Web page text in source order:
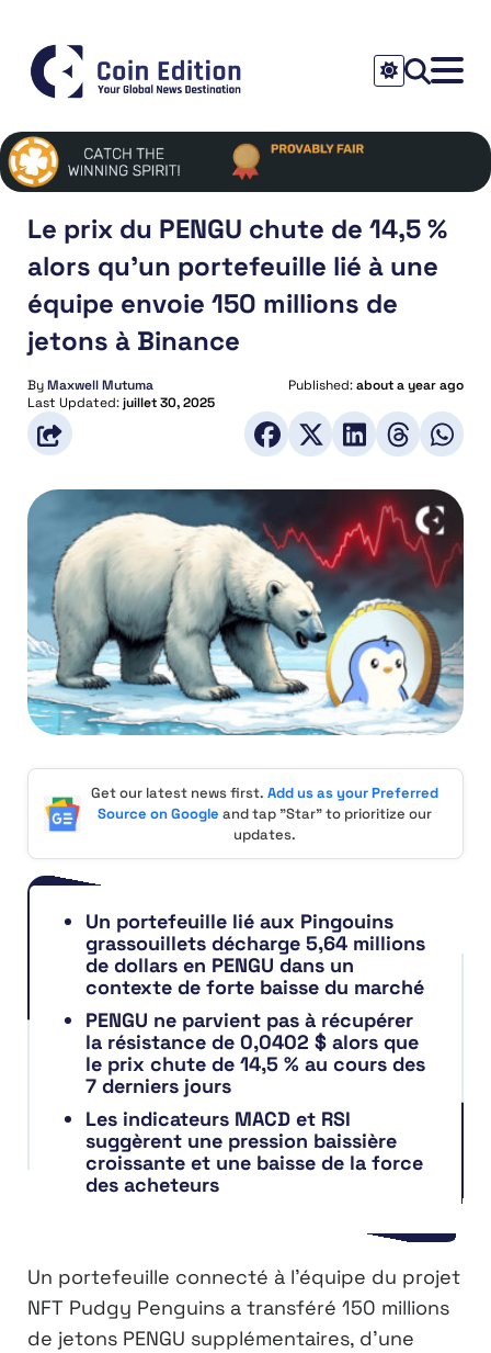
Le prix du PENGU chute de 14,5 %
alors qu’un portefeuille lié à une
équipe envoie 150 millions de
jetons à Binance
ByMaxwell Mutuma Published:about a year ago
Last Updated:juillet 30, 2025
Get our latest news first. Add us as your Preferred
Source on Google and tap "Star" to prioritize our
updates.
Un portefeuille lié aux Pingouins
grassouillets décharge 5,64 millions
de dollars en PENGU dans un
contexte de forte baisse du marché
PENGU ne parvient pas à récupérer
la résistance de 0,0402 $ alors que
le prix chute de 14,5 % au cours des
7 derniers jours
Les indicateurs MACD et RSI
suggèrent une pression baissière
croissante et une baisse de la force
des acheteurs
Un portefeuille connecté à l’équipe du projet
NFT Pudgy Penguins a transféré 150 millions
de jetons PENGU supplémentaires, d’une